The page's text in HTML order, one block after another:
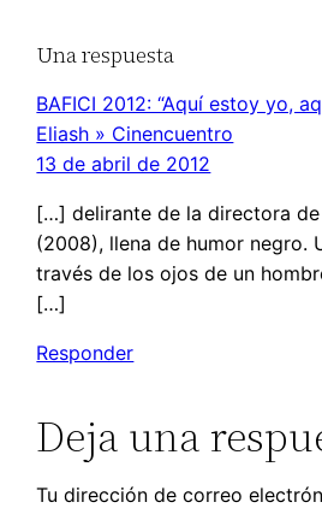
Una respuesta
BAFICI 2012: “Aquí estoy yo,
Eliash » Cinencuentro
13 de abril de 2012
[…] delirante de la directora
(2008), llena de humor negro.
través de los ojos de un
[…]
Responder
Deja una
Tu dirección de correo